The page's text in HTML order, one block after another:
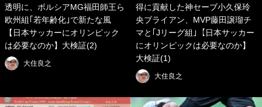
透明に、ボルシアMG福田師王ら
欧州組｢若年齢化｣で新たな風
【日本サッカーにオリンピック
は必要なのか】大検証(2)
大住良之
得に貢献した神セーブ小久保玲
央ブライアン、MVP藤田譲瑠チ
マと｢Jリーグ組｣【日本サッカー
にオリンピックは必要なのか】
大検証(1)
大住良之